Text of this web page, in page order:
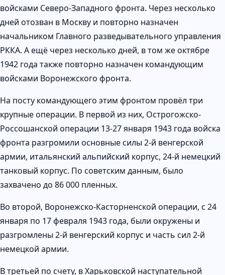
войсками Северо-Западного фронта. Через несколько
дней отозван в Москву и повторно назначен
начальником Главного разведывательного управления
РККА. А ещё через несколько дней, в том же октябре
1942 года также повторно назначен командующим
войсками Воронежского фронта.
На посту командующего этим фронтом провёл три
крупные операции. В первой из них, Острогожско-
Россошанской операции 13-27 января 1943 года войска
фронта разгромили основные силы 2-й венгерской
армии, итальянский альпийский корпус, 24-й немецкий
танковый корпус. По советским данным, было
захвачено до 86 000 пленных.
Во второй, Воронежско-Касторненской операции, с 24
января по 17 февраля 1943 года, были окружены и
разгромлены 2-й венгерский корпус и часть сил 2-й
немецкой армии.
В третьей по счету, в Харьковской наступательной